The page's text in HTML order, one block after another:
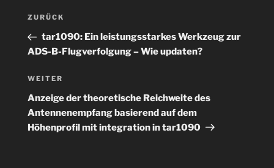
Beitragsnavigation
Vorheriger
Beitrag
ZURÜCK
tar1090: Ein leistungsstarkes Werkzeug zur
ADS-B-Flugverfolgung – Wie updaten?
Nächster
Beitrag
WEITER
Anzeige der theoretische Reichweite des
Antennenempfang basierend auf dem
Höhenprofil mit integration in tar1090